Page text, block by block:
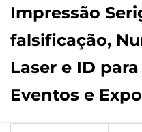
Impressão
falsificação,
Laser e ID
Eventos e